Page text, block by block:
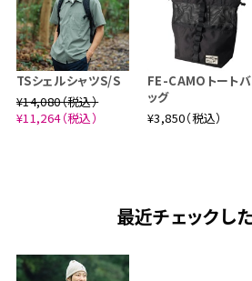
TSシェルシャツS/S
¥14,080（税込）
¥11,264（税込）
FE-CAMOトートバ
ッグ
¥3,850（税込）
最近チェックし